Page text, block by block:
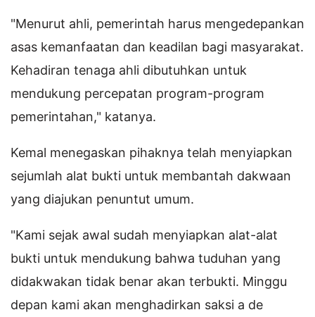
"Menurut ahli, pemerintah harus mengedepankan
asas kemanfaatan dan keadilan bagi masyarakat.
Kehadiran tenaga ahli dibutuhkan untuk
mendukung percepatan program-program
pemerintahan," katanya.
Kemal menegaskan pihaknya telah menyiapkan
sejumlah alat bukti untuk membantah dakwaan
yang diajukan penuntut umum.
"Kami sejak awal sudah menyiapkan alat-alat
bukti untuk mendukung bahwa tuduhan yang
didakwakan tidak benar akan terbukti. Minggu
depan kami akan menghadirkan saksi a de